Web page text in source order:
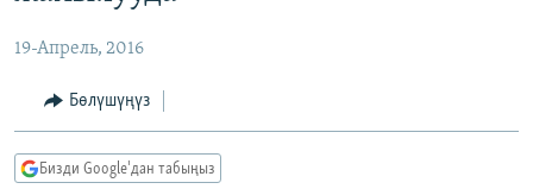
ЭКОНОМИКА
МАДАНИЯТ
БОРБОР АЗИЯ
АТАЙЫН ИЛИКТӨӨ
ТВ ПРОГРАММАЛАР
19-Апрель, 2016
Бөлүшүңүз
Бизди Google'дан табыңыз